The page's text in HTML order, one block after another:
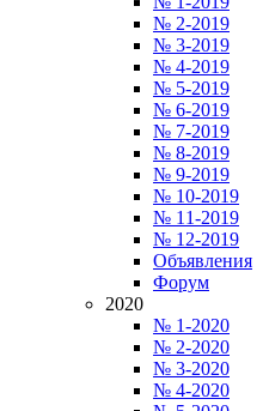
№ 2-2019
№ 3-2019
№ 4-2019
№ 5-2019
№ 6-2019
№ 7-2019
№ 8-2019
№ 9-2019
№ 10-2019
№ 11-2019
№ 12-2019
Объявления
Форум
2020
№ 1-2020
№ 2-2020
№ 3-2020
№ 4-2020